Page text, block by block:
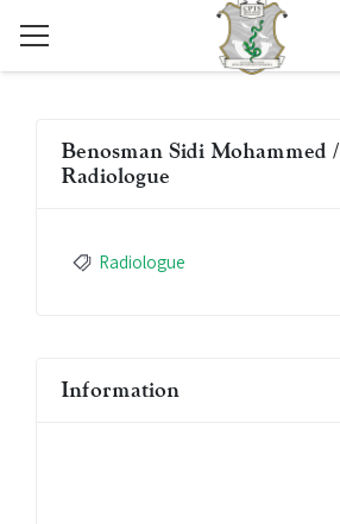
Benosman Sidi Mohammed /
Radiologue
Radiologue
Information